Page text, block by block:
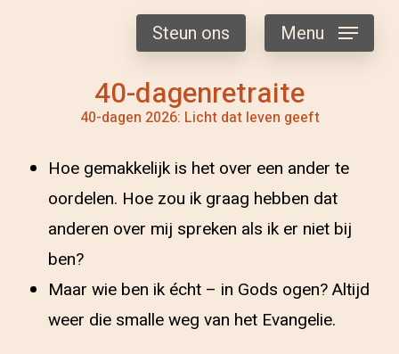
40-dagenretraite
40-dagen 2026: Licht dat leven geeft
Steun ons Menu
Hoe gemakkelijk is het over een ander te
oordelen. Hoe zou ik graag hebben dat
anderen over mij spreken als ik er niet bij
ben?
Maar wie ben ik écht – in Gods ogen? Altijd
weer die smalle weg van het Evangelie.